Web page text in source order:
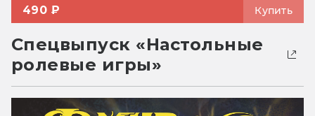
490 ₽ Купить
Спецвыпуск «Настольные
ролевые игры»